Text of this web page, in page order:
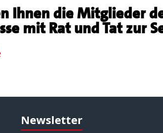
Ihnen die Mitglieder
mit Rat und Tat zur
Newsletter